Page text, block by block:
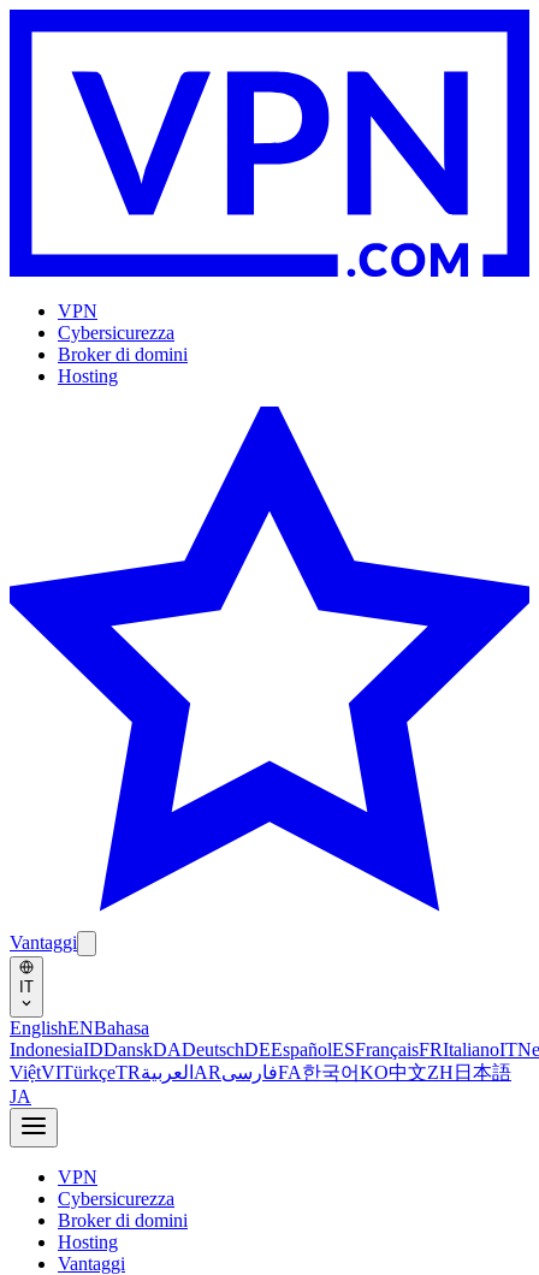
VPN
Cybersicurezza
Broker di domini
Hosting
Vantaggi
IT
EnglishENBahasa
IndonesiaIDDanskDADeutschDEEspañolESFrançaisFRItalianoIT
ViệtVITürkçeTRالعربية ARفارسیFA한국어KO中文ZH 日本語
JA
VPN
Cybersicurezza
Broker di domini
Hosting
Vantaggi